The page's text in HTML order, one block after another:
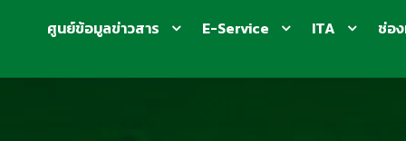
ศูนย์ข้อมูลข่าวสาร
E-Service ITA ช่อ